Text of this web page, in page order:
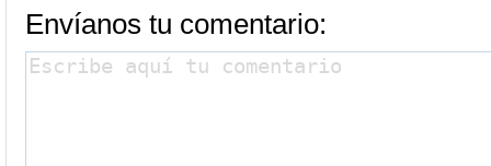
Envíanos tu comentario: